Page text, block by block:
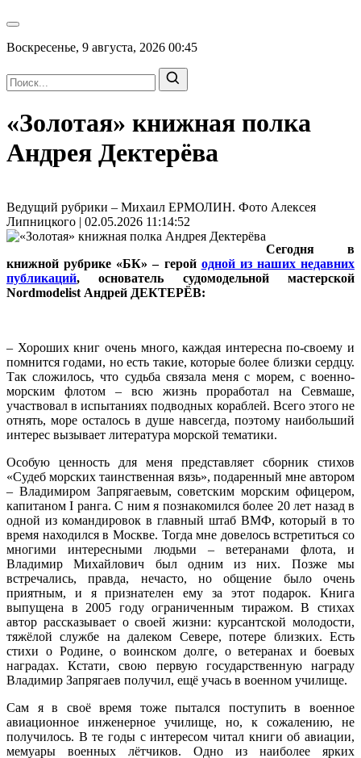
Воскресенье, 9 августа, 2026 00:45
«Золотая» книжная полка
Андрея Дектерёва
Ведущий рубрики – Михаил ЕРМОЛИН. Фото Алексея
Липницкого | 02.05.2026 11:14:52
Сегодня в
книжной рубрике «БК» – герой одной из наших недавних
публикаций, основатель судомодельной мастерской
Nordmodelist Андрей ДЕКТЕРЁВ:
– Хороших книг очень много, каждая интересна по-своему и
помнится годами, но есть такие, которые более близки сердцу.
Так сложилось, что судьба связала меня с морем, с военно-
морским флотом – всю жизнь проработал на Севмаше,
участвовал в испытаниях подводных кораблей. Всего этого не
отнять, море осталось в душе навсегда, поэтому наибольший
интерес вызывает литература морской тематики.
Особую ценность для меня представляет сборник стихов
«Судеб морских таинственная вязь», подаренный мне автором
– Владимиром Запрягаевым, советским морским офицером,
капитаном I ранга. С ним я познакомился более 20 лет назад в
одной из командировок в главный штаб ВМФ, который в то
время находился в Москве. Тогда мне довелось встретиться со
многими интересными людьми – ветеранами флота, и
Владимир Михайлович был одним из них. Позже мы
встречались, правда, нечасто, но общение было очень
приятным, и я признателен ему за этот подарок. Книга
выпущена в 2005 году ограниченным тиражом. В стихах
автор рассказывает о своей жизни: курсантской молодости,
тяжёлой службе на далеком Севере, потере близких. Есть
стихи о Родине, о воинском долге, о ветеранах и боевых
наградах. Кстати, свою первую государственную награду
Владимир Запрягаев получил, ещё учась в военном училище.
Сам я в своё время тоже пытался поступить в военное
авиационное инженерное училище, но, к сожалению, не
получилось. В те годы с интересом читал книги об авиации,
мемуары военных лётчиков. Одно из наиболее ярких